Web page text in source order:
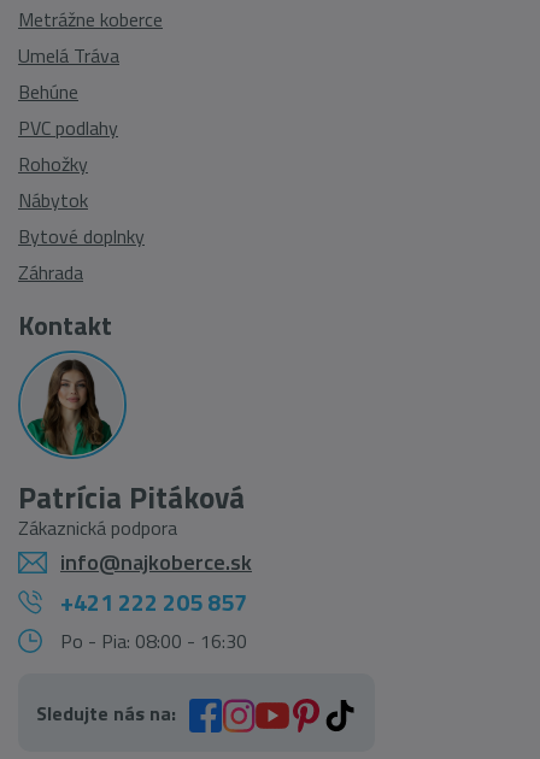
Metrážne koberce
Umelá Tráva
Behúne
PVC podlahy
Rohožky
Nábytok
Bytové doplnky
Záhrada
Kontakt
Patrícia Pitáková
Zákaznická podpora
info@najkoberce.sk
+421 222 205 857
Po - Pia: 08:00 - 16:30
Sledujte nás na: